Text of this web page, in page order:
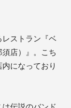
ストラン『ベ
店）』。こち
になっており